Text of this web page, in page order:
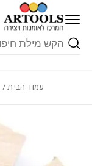
Skip to Content
Products
search
עמוד הבית/
בחזרה למעלה